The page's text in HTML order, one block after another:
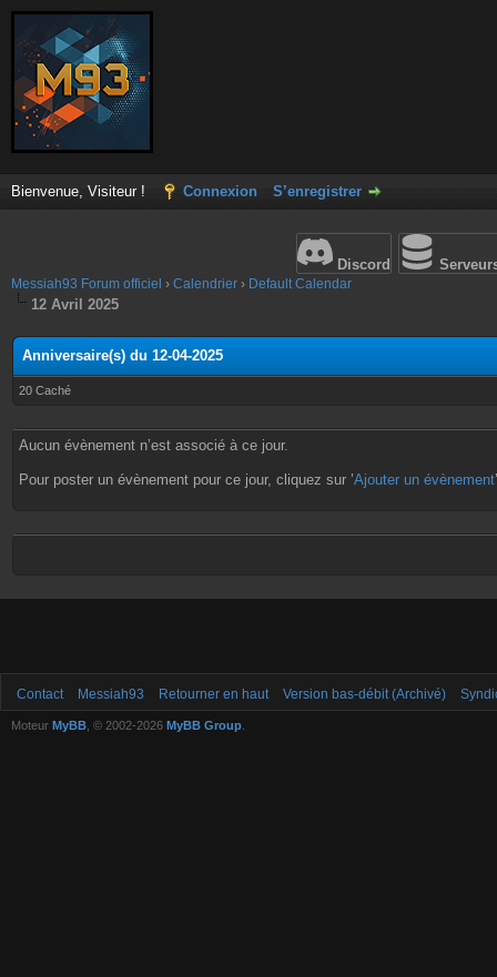
Bienvenue, Visiteur ! Connexion S’enregistrer
Discord
Messiah93 Forum officiel › Calendrier › Default Calendar
12 Avril 2025
Anniversaire(s) du 12-04-2025
20 Caché
Aucun évènement n’est associé à ce jour.
Pour poster un évènement pour ce jour, cliquez sur ’Ajouter un évènement
Contact Messiah93 Retourner en haut Version bas-débit (Archivé)
Moteur MyBB , © 2002-2026 MyBB Group